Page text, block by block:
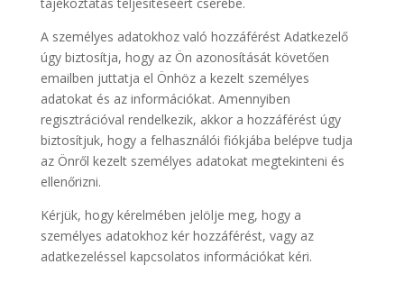
A személyes adatokhoz való hozzáférést Adatkezelő
úgy biztosítja, hogy az Ön azonosítását követően
emailben juttatja el Önhöz a kezelt személyes
adatokat és az információkat. Amennyiben
regisztrációval rendelkezik, akkor a hozzáférést úgy
biztosítjuk, hogy a felhasználói fiókjába belépve tudja
az Önről kezelt személyes adatokat megtekinteni és
ellenőrizni.
Kérjük, hogy kérelmében jelölje meg, hogy a
személyes adatokhoz kér hozzáférést, vagy az
adatkezeléssel kapcsolatos információkat kéri.